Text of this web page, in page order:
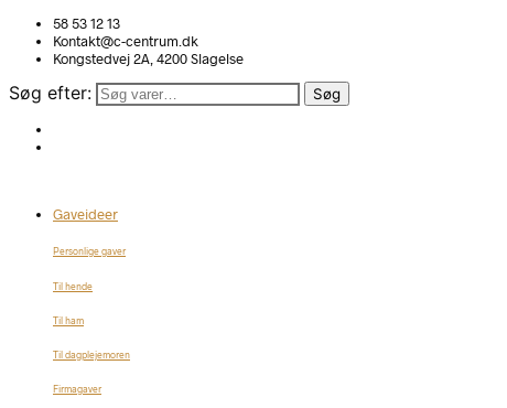
58 53 12 13
Kontakt@c-centrum.dk
Kongstedvej 2A, 4200 Slagelse
Søg efter: Søg
Gaveideer
Personlige gaver
Til hende
Til ham
Til dagplejemoren
Firmagaver